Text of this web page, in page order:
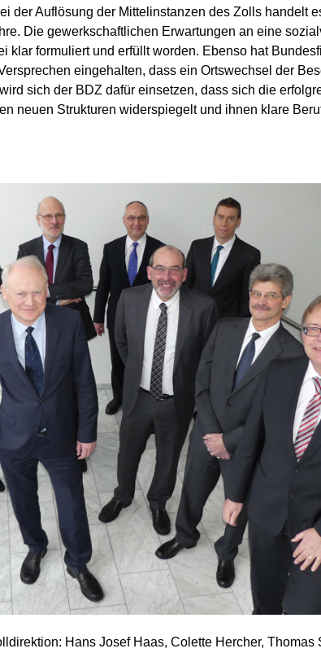
der Auflösung der Mittelinstanzen des Zolls handelt
Die gewerkschaftlichen Erwartungen an eine
klar formuliert und erfüllt worden. Ebenso hat
eingehalten, dass ein Ortswechsel der
sich der BDZ dafür einsetzen, dass sich die
neuen Strukturen widerspiegelt und ihnen klare
Hans Josef Haas, Colette Hercher, Thomas